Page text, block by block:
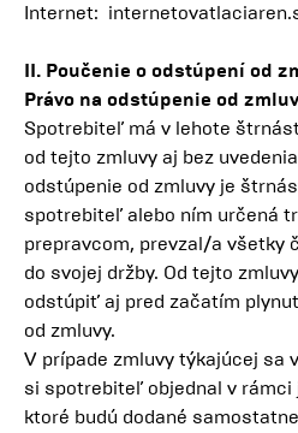
Internet:
II. Poučenie o odstúpení od
Právo na odstúpenie od
Spotrebiteľ má v lehote
od tejto zmluvy aj bez
odstúpenie od zmluvy je
spotrebiteľ alebo ním určená
prepravcom, prevzal/a všetky
do svojej držby. Od tejto
odstúpiť aj pred začatím
od zmluvy.
V prípade zmluvy týkajúcej sa
si spotrebiteľ objednal v rámci
ktoré budú dodané